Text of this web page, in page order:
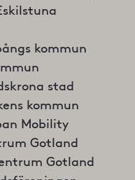
kommun
stad
kommun
Mobility
Gotland
Gotland